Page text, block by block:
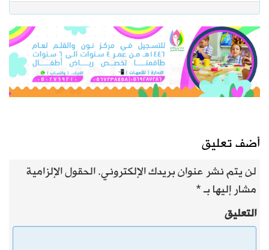
أضف تعليق
لن يتم نشر عنوان بريدك الإلكتروني.الحقول الإلزامية
مشار إليها بـ*
التعليق